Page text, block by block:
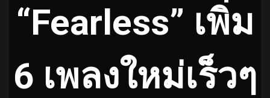
“Fearless” เพิ่ม
6 เพลงใหม่เร็วๆ